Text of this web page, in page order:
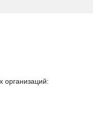
организаций: